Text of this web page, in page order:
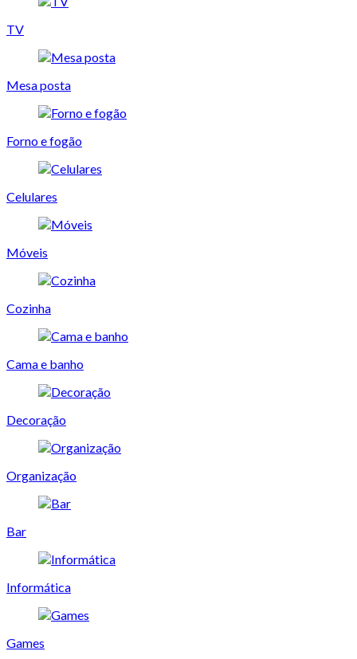
TV
Mesa posta
Forno e fogão
Celulares
Móveis
Cozinha
Cama e banho
Decoração
Organização
Bar
Informática
Games